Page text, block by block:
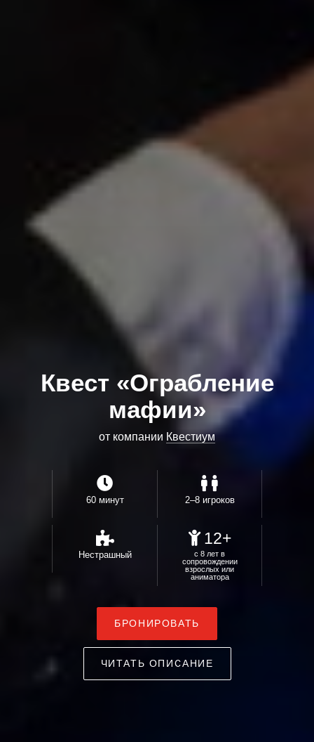
Квест «Ограбление
мафии»
от компании Квестиум
60 минут 2–8 игроков
Нестрашный
12+
с 8 лет в
сопровождении
взрослых или
аниматора
БРОНИРОВАТЬ
ЧИТАТЬ ОПИСАНИЕ